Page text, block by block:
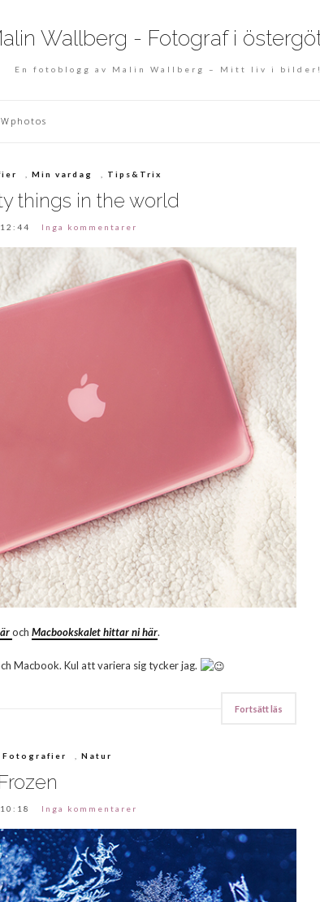
En fotoblogg av Malin Wallberg – Mitt liv i bilder!
,Min vardag Tips&Trix
things in the world
Inga kommentarer
och Macbookskalet hittar ni här.
Macbook. Kul att variera sig tycker jag.
Fortsätt läs
,Fotografier ,Natur
Frozen
Inga kommentarer